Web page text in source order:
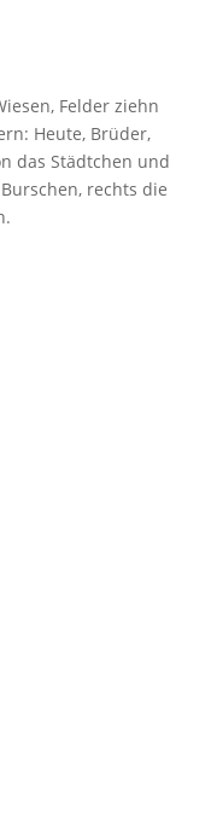
Felder ziehn
Heute, Brüder,
das Städtchen und
rechts die